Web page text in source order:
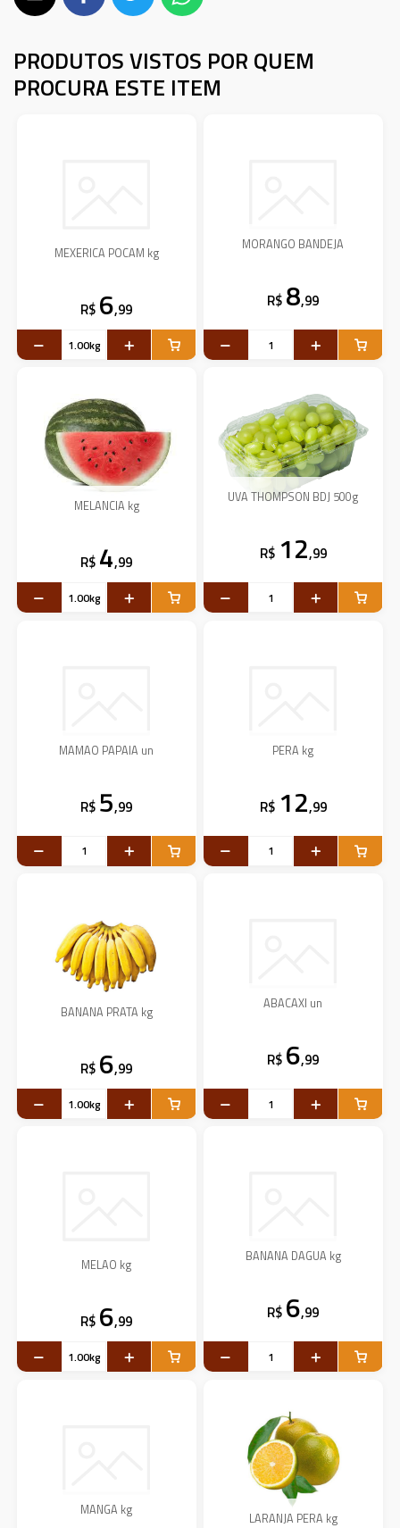
PRODUTOS VISTOS POR QUEM
PROCURA ESTE ITEM
MEXERICA POCAM kg
R$ 6,99
MORANGO BANDEJA
R$ 8,99
MELANCIA kg
R$ 4,99
UVA THOMPSON BDJ 500g
R$ 12,99
MAMAO PAPAIA un
R$ 5,99
PERA kg
R$ 12,99
BANANA PRATA kg
R$ 6,99
ABACAXI un
R$ 6,99
MELAO kg
R$ 6,99
BANANA DAGUA kg
R$ 6,99
MANGA kg
LARANJA PERA kg